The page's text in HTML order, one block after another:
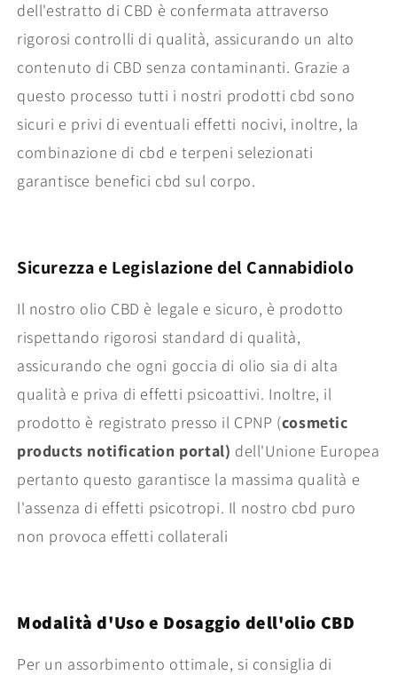
dell'estratto di CBD è confermata attraverso
rigorosi controlli di qualità, assicurando un alto
contenuto di CBD senza contaminanti. Grazie a
questo processo tutti i nostri prodotti cbd sono
sicuri e privi di eventuali effetti nocivi, inoltre, la
combinazione di cbd e terpeni selezionati
garantisce benefici cbd sul corpo.
Sicurezza e Legislazione del Cannabidiolo
Il nostro olio CBD è legale e sicuro, è prodotto
rispettando rigorosi standard di qualità,
assicurando che ogni goccia di olio sia di alta
qualità e priva di effetti psicoattivi. Inoltre, il
prodotto è registrato presso il CPNP (cosmetic
products notification portal) dell'Unione Europea
pertanto questo garantisce la massima qualità e
l'assenza di effetti psicotropi. Il nostro cbd puro
non provoca effetti collaterali
Modalità d'Uso e Dosaggio dell'olio CBD
Per un assorbimento ottimale, si consiglia di